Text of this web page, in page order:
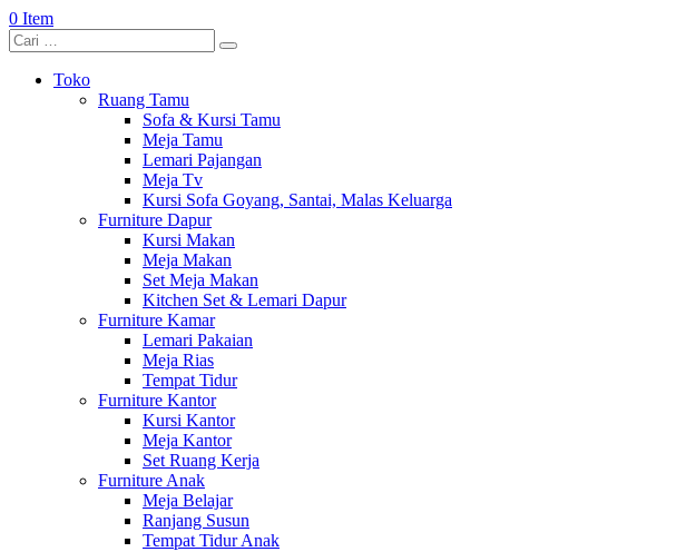
0 Item
Toko
Ruang Tamu
Sofa & Kursi Tamu
Meja Tamu
Lemari Pajangan
Meja Tv
Kursi Sofa Goyang, Santai, Malas Keluarga
Furniture Dapur
Kursi Makan
Meja Makan
Set Meja Makan
Kitchen Set & Lemari Dapur
Furniture Kamar
Lemari Pakaian
Meja Rias
Tempat Tidur
Furniture Kantor
Kursi Kantor
Meja Kantor
Set Ruang Kerja
Furniture Anak
Meja Belajar
Ranjang Susun
Tempat Tidur Anak